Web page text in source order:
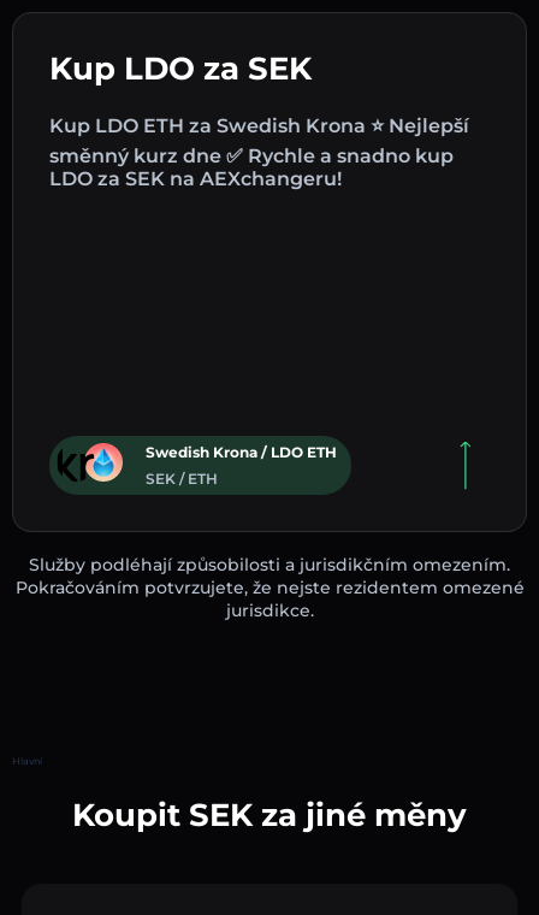
Kup LDO za SEK
Kup LDO ETH za Swedish Krona ⭐ Nejlepší
směnný kurz dne ✅ Rychle a snadno kup
LDO za SEK na AEXchangeru!
Swedish Krona / LDO ETH
SEK / ETH
Služby podléhají způsobilosti a jurisdikčním omezením.
Pokračováním potvrzujete, že nejste rezidentem omezené
jurisdikce.
Hlavní
Koupit SEK za jiné měny